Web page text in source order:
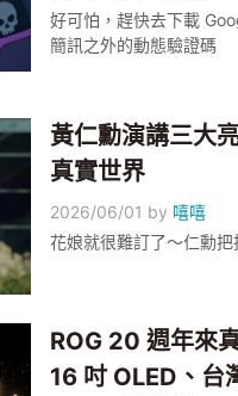
好可怕，趕快去下載
簡訊之外的動態驗證碼
黃仁勳演講三大
真實世界
2026/06/01 by 嘻嘻
花娘就很難訂了～仁勳把
ROG 20 週年來
16 吋 OLED、台